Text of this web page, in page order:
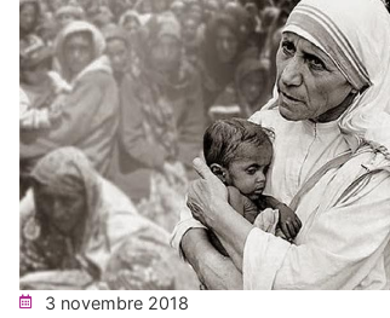
3 novembre 2018